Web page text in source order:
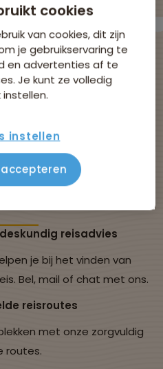
met
reisadvies
je bij het vinden van
Bel, mail of chat met ons.
reisroutes
met onze zorgvuldig
routes.
cookies
van cookies, dit zijn
je gebruikservaring te
en advertenties af te
Je kunt ze volledig
instellen